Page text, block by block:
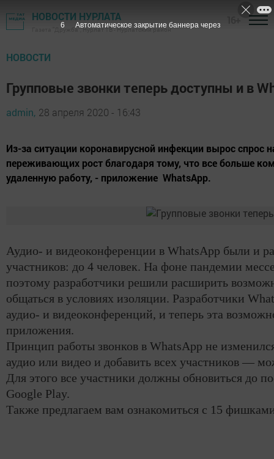
НОВОСТИ НУРЛАТА
Газета "Дружба", Нурлат ТВ - Нурлатский район
НОВОСТИ
Групповые звонки теперь доступны и в
admin, 28 апреля 2020 - 16:43
Из-за ситуации коронавирусной инфекции вырос спрос
переживающих рост благодаря тому, что все больше
удаленную работу, - приложение WhatsApp.
Аудио- и видеоконференции в WhatsApp были и
участников: до 4 человек. На фоне пандемии
поэтому разработчики решили расширить
общаться в условиях изоляции. Разработчики
аудио- и видеоконференций, и теперь эта
приложения.
Принцип работы звонков в WhatsApp не
аудио или видео и добавить всех участников —
Для этого все участники должны обновиться до
Google Play.
Также предлагаем вам ознакомиться с 15
5 Автоматическое закрытие баннера через